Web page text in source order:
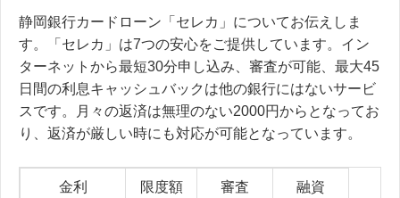
静岡銀行カードローン「セレカ」についてお伝えしま
す。「セレカ」は7つの安心をご提供しています。イン
ターネットから最短30分申し込み、審査が可能、最大45
日間の利息キャッシュバックは他の銀行にはないサービ
スです。月々の返済は無理のない2000円からとなってお
り、返済が厳しい時にも対応が可能となっています。
金利 限度額 審査 融資